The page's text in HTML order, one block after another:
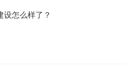
设怎么样了？